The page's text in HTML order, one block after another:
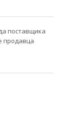
поставщика
продавца